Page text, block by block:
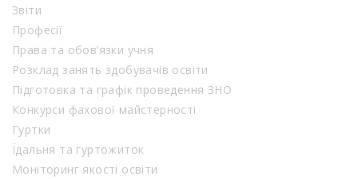
Звіти
Професії
Права та обов’язки учня
Розклад занять здобувачів освіти
Підготовка та графік проведення ЗНО
Конкурси фахової майстерності
Гуртки
Їдальня та гуртожиток
Моніторинг якості освіти